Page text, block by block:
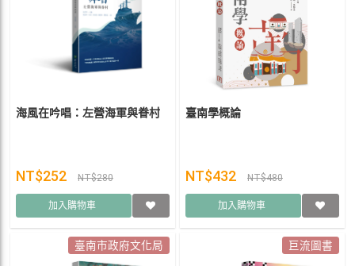
海風在吟唱：左營海軍與眷村
NT$252 NT$280
加入購物車
臺南學概論
NT$432 NT$480
加入購物車
臺南市政府文化局 巨流圖書